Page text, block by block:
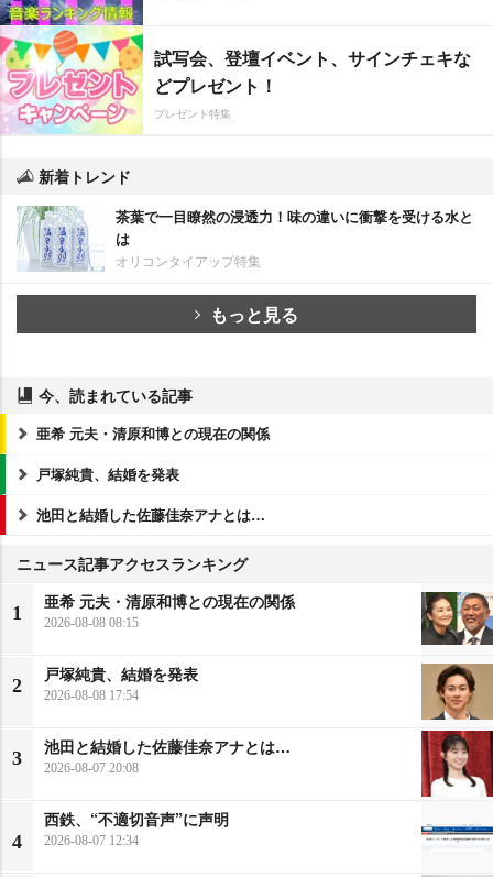
試写会、登壇イベント、サインチェキな
どプレゼント！
プレゼント特集
新着トレンド
茶葉で一目瞭然の浸透力！味の違いに衝撃を受ける水と
は
オリコンタイアップ特集
もっと見る
今、読まれている記事
亜希 元夫・清原和博との現在の関係
戸塚純貴、結婚を発表
池田と結婚した佐藤佳奈アナとは…
ニュース記事アクセスランキング
1
亜希 元夫・清原和博との現在の関係
2026-08-08 08:15
2
戸塚純貴、結婚を発表
2026-08-08 17:54
3
池田と結婚した佐藤佳奈アナとは…
2026-08-07 20:08
4
西鉄、“不適切音声”に声明
2026-08-07 12:34